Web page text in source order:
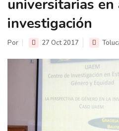
universitarias
investigación
Por 27 Oct 2017